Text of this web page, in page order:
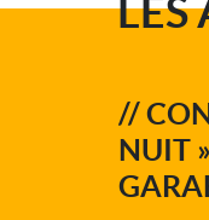
LES
//
NUIT